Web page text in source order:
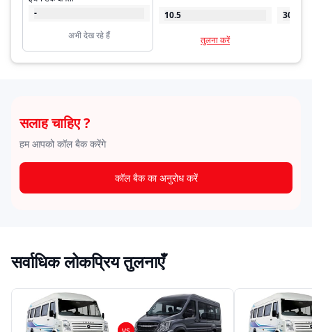
-
अभी देख रहे हैं
10.5
तुलना करें
30
सलाह चाहिए ?
हम आपको कॉल बैक करेंगे
कॉल बैक का अनुरोध करें
सर्वाधिक लोकप्रिय तुलनाएँ